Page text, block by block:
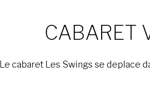
CABARET
Le cabaret Les Swings se deplace